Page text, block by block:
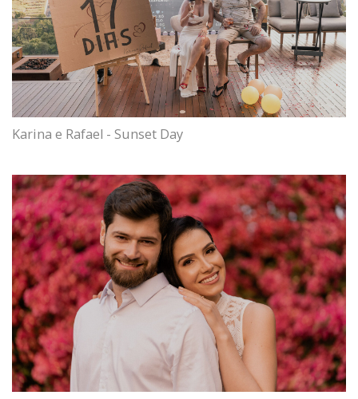
Karina e Rafael - Sunset Day